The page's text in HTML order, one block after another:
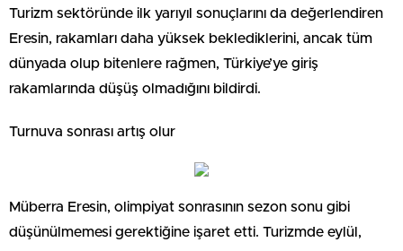
Turizm sektöründe ilk yarıyıl sonuçlarını da değerlendiren
Eresin, rakamları daha yüksek beklediklerini, ancak tüm
dünyada olup bitenlere rağmen, Türkiye’ye giriş
rakamlarında düşüş olmadığını bildirdi.
Turnuva sonrası artış olur
Müberra Eresin, olimpiyat sonrasının sezon sonu gibi
düşünülmemesi gerektiğine işaret etti. Turizmde eylül,